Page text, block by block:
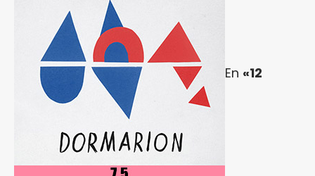
En «12